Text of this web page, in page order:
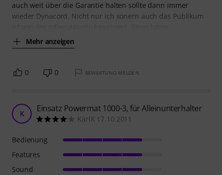
auch weit über die Garantie halten sollte dann immer
wieder Dynacord. Nicht nur ich sonern auch das Publikum
Mehr anzeigen
0 0 BEWERTUNG MELDEN
K Einsatz Powermat 1000-3, für Alleinunterhalter
KarlK 17.10.2011
Bedienung
Features
Sound